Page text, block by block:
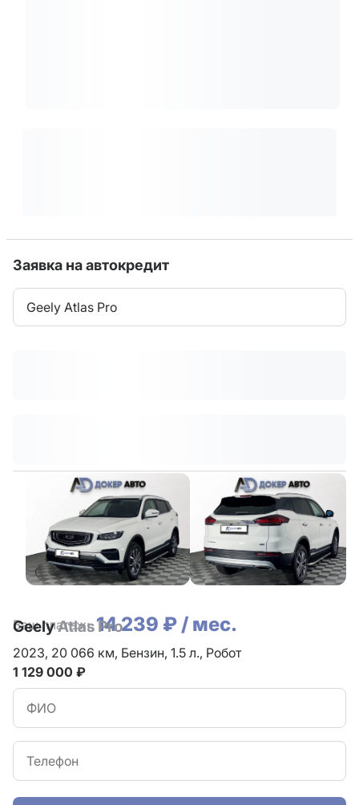
Заявка на автокредит
Geely Atlas Pro
Ваш платеж: 14 239 ₽ / мес.
GeelyAtlas Pro
2023, 20 066 км, Бензин, 1.5 л., Робот
1 129 000 ₽